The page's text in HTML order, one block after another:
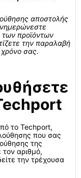
αποστολής
προϊόντων
την παραλαβή
σας.
το Techport,
που σας
της
αριθμό,
την τρέχουσα